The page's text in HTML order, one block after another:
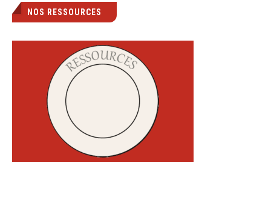
NOS RESSOURCES